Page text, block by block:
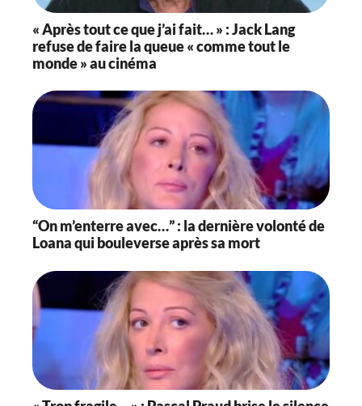
« Après tout ce que j’ai fait… » : Jack Lang
refuse de faire la queue « comme tout le
monde » au cinéma
“On m’enterre avec…” : la dernière volonté de
Loana qui bouleverse après sa mort